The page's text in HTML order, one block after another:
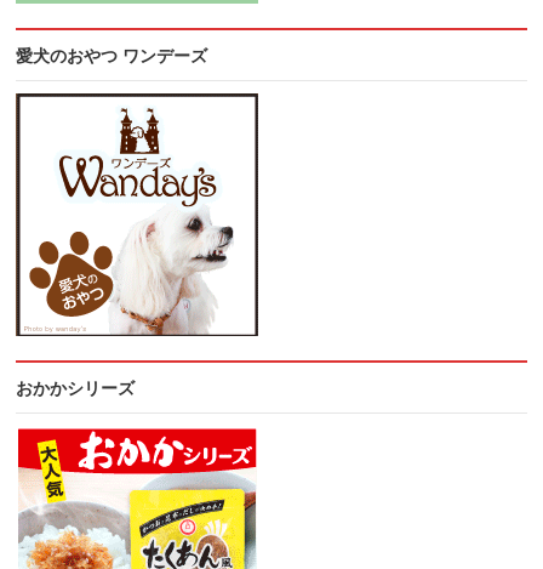
愛犬のおやつ ワンデーズ
おかかシリーズ